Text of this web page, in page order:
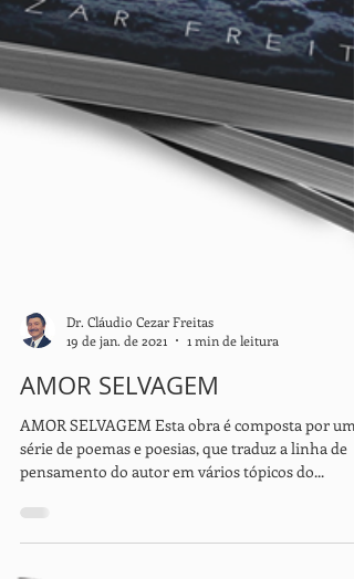
Dr. Cláudio Cezar Freitas
19 de jan. de 2021
1 min de leitura
AMOR SELVAGEM
AMOR SELVAGEM Esta obra é composta por uma